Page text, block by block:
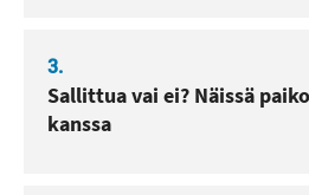
3.
Sallittua vai ei? Näissä
kanssa